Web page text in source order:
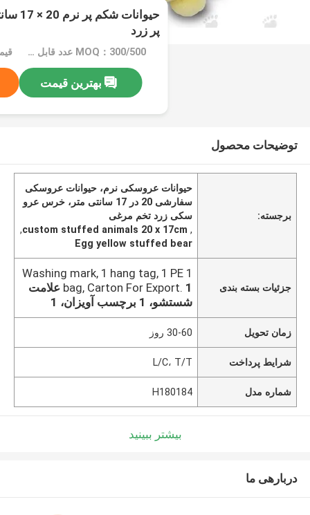
پر زرد
MOQ：300/500 عدد قابل مذاکره
بهترین قیمت
توضیحات محصول
برجسته:
حیوانات عروسکی نرم، حیوانات عروسکی
سفارشی 20 در 17 سانتی متر، خرس عرو
سکی زرد تخم مرغی
,
custom stuffed animals 20 x 17cm
,
Egg yellow stuffed bear
جزئیات بسته بندی
1 Washing mark, 1 hang tag, 1 PE
bag, Carton For Export. 1 علامت
شستشو، 1 برچسب آویزان، 1
زمان تحویل 30-60 روز
شرایط پرداخت L/C، T/T
شماره مدل H180184
بیشتر ببینید
دربارهی ما